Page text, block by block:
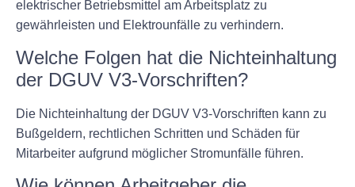
elektrischer Betriebsmittel am Arbeitsplatz zu
gewährleisten und Elektrounfälle zu verhindern.
Welche Folgen hat die Nichteinhaltung
der DGUV V3-Vorschriften?
Die Nichteinhaltung der DGUV V3-Vorschriften kann zu
Bußgeldern, rechtlichen Schritten und Schäden für
Mitarbeiter aufgrund möglicher Stromunfälle führen.